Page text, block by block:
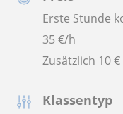
Erste Stunde
35€/h
Zusätzlich 10
Klassentyp